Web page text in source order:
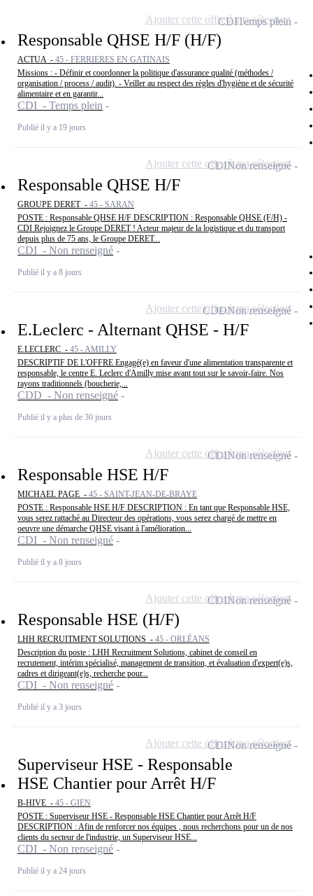
Responsable QHSE H/F (H/F)
ACTUA - 45 - FERRIERES EN GATINAIS
Missions : - Définir et coordonner la politique d'assurance qualité (méthodes /
organisation / process / audit). - Veiller au respect des règles d'hygiène et de sécurité
alimentaire et en garantir...
CDI - Temps plein
Publié il y a 19 jours
CDITemps plein
Ajouter cette offre à ma sélection
Responsable QHSE H/F
GROUPE DERET - 45 - SARAN
POSTE : Responsable QHSE H/F DESCRIPTION : Responsable QHSE (F/H) -
CDI Rejoignez le Groupe DERET ! Acteur majeur de la logistique et du transport
depuis plus de 75 ans, le Groupe DERET...
CDI - Non renseigné
Publié il y a 8 jours
CDINon renseigné
Ajouter cette offre à ma sélection
E.Leclerc - Alternant QHSE - H/F
E.LECLERC - 45 - AMILLY
DESCRIPTIF DE L'OFFRE Engagé(e) en faveur d'une alimentation transparente et
responsable, le centre E. Leclerc d'Amilly mise avant tout sur le savoir-faire. Nos
rayons traditionnels (boucherie,...
CDD - Non renseigné
Publié il y a plus de 30 jours
CDDNon renseigné
Ajouter cette offre à ma sélection
Responsable HSE H/F
MICHAEL PAGE - 45 - SAINT-JEAN-DE-BRAYE
POSTE : Responsable HSE H/F DESCRIPTION : En tant que Responsable HSE,
vous serez rattaché au Directeur des opérations, vous serez chargé de mettre en
oeuvre une démarche QHSE visant à l'amélioration...
CDI - Non renseigné
Publié il y a 8 jours
CDINon renseigné
Ajouter cette offre à ma sélection
Responsable HSE (H/F)
LHH RECRUITMENT SOLUTIONS - 45 - ORLÉANS
Description du poste : LHH Recruitment Solutions, cabinet de conseil en
recrutement, intérim spécialisé, management de transition, et évaluation d'expert(e)s,
cadres et dirigeant(e)s, recherche pour...
CDI - Non renseigné
Publié il y a 3 jours
CDINon renseigné
Ajouter cette offre à ma sélection
Superviseur HSE - Responsable
HSE Chantier pour Arrêt H/F
B-HIVE - 45 - GIEN
POSTE : Superviseur HSE - Responsable HSE Chantier pour Arrêt H/F
DESCRIPTION : Afin de renforcer nos équipes , nous recherchons pour un de nos
clients du secteur de l'industrie, un Superviseur HSE...
CDI - Non renseigné
Publié il y a 24 jours
CDINon renseigné
Ajouter cette offre à ma sélection